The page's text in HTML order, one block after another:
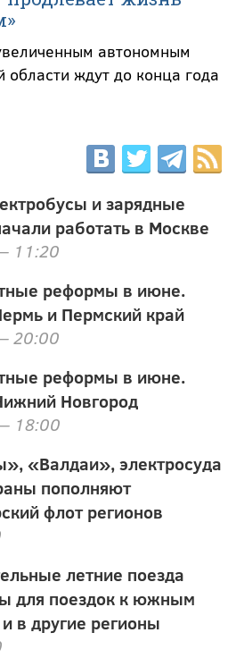
автономным
ждут до конца года
и зарядные
работать в Москве
11:20
реформы в июне.
и Пермский край
20:00
реформы в июне.
Новгород
18:00
«Валдаи», электросуда
пополняют
флот регионов
летние поезда
для поездок к южным
в другие регионы